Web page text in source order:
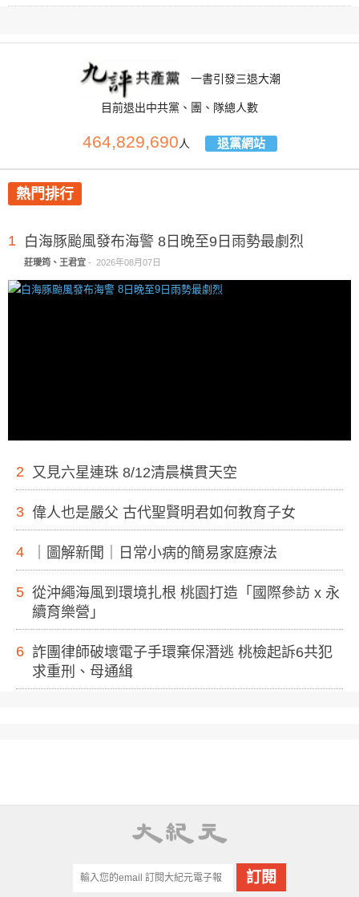
一書引發三退大潮
目前退出中共黨、團、隊總人數
464,829,690人 退黨網站
熱門排行
1 白海豚颱風發布海警 8日晚至9日雨勢最劇烈
莊璦筠、王君宜 - 2026年08月07日
2 又見六星連珠 8/12清晨橫貫天空
3 偉人也是嚴父 古代聖賢明君如何教育子女
4 ｜圖解新聞｜日常小病的簡易家庭療法
5 從沖繩海風到環境扎根 桃園打造「國際參訪 x 永
續育樂營」
6 詐團律師破壞電子手環棄保潛逃 桃檢起訴6共犯
求重刑、母通緝